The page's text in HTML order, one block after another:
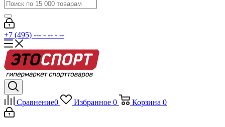
+7 (495) --- - -- - --
Сравнение0 Избранное 0 Корзина 0